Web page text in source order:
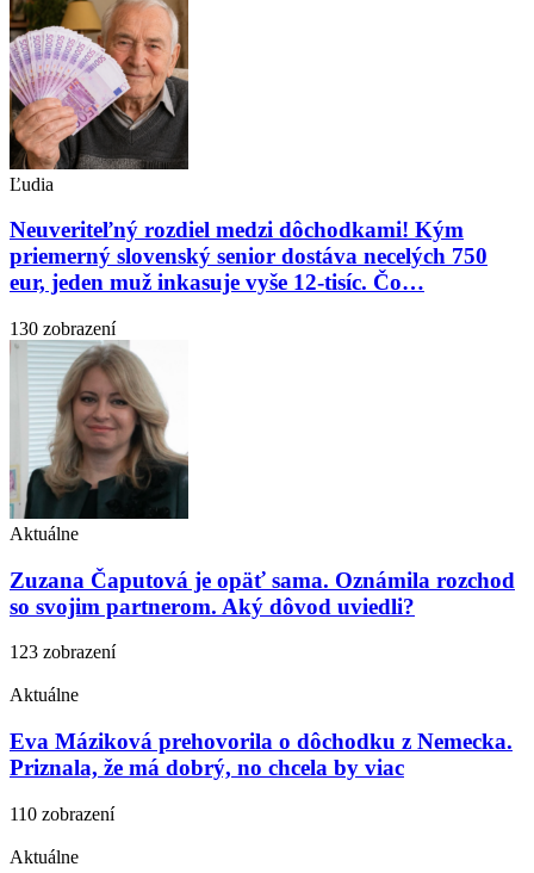
Ľudia
Neuveriteľný rozdiel medzi dôchodkami! Kým
priemerný slovenský senior dostáva necelých 750
eur, jeden muž inkasuje vyše 12-tisíc. Čo…
130 zobrazení
Aktuálne
Zuzana Čaputová je opäť sama. Oznámila rozchod
so svojim partnerom. Aký dôvod uviedli?
123 zobrazení
Aktuálne
Eva Máziková prehovorila o dôchodku z Nemecka.
Priznala, že má dobrý, no chcela by viac
110 zobrazení
Aktuálne